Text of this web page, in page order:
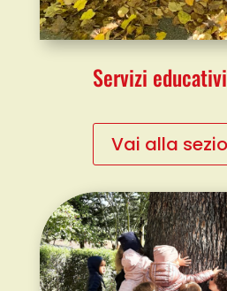
Servizi
Vai alla